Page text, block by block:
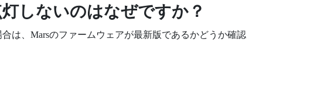
しないのはなぜですか？
は、 Marsのファームウェアが最新版であるかどうか確認